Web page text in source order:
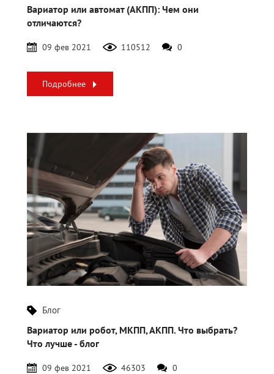
Вариатор или автомат (АКПП): Чем они
отличаются?
09 фев 2021 110512 0
Подробнее
Блог
Вариатор или робот, МКПП, АКПП. Что выбрать?
Что лучше - блог
09 фев 2021 46303 0